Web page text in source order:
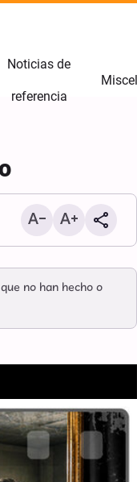
Noticias de
referencia
no han hecho o
de la escuela del